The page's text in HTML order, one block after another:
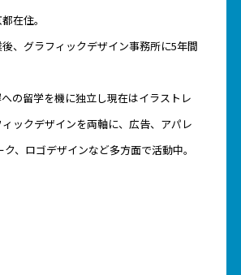
在住。
、グラフィックデザイン事務所に5年間
の留学を機に独立し現在はイラストレ
ックデザインを両軸に、広告、アパレ
、ロゴデザインなど多方面で活動中。